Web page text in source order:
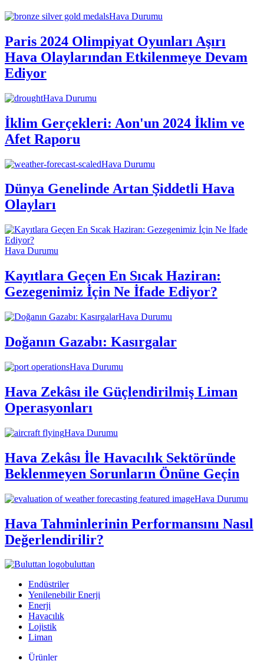
Hava Durumu
Paris 2024 Olimpiyat Oyunları Aşırı
Hava Olaylarından Etkilenmeye Devam
Ediyor
Hava Durumu
İklim Gerçekleri: Aon'un 2024 İklim ve
Afet Raporu
Hava Durumu
Dünya Genelinde Artan Şiddetli Hava
Olayları
Hava Durumu
Kayıtlara Geçen En Sıcak Haziran:
Gezegenimiz İçin Ne İfade Ediyor?
Hava Durumu
Doğanın Gazabı: Kasırgalar
Hava Durumu
Hava Zekâsı ile Güçlendirilmiş Liman
Operasyonları
Hava Durumu
Hava Zekâsı İle Havacılık Sektöründe
Beklenmeyen Sorunların Önüne Geçin
Hava Durumu
Hava Tahminlerinin Performansını Nasıl
Değerlendirilir?
buluttan
Endüstriler
Yenilenebilir Enerji
Enerji
Havacılık
Lojistik
Liman
Ürünler